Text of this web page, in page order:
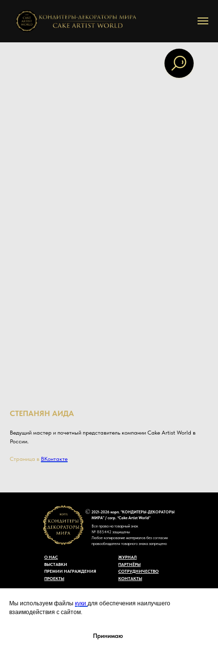
Мы используем файлы куки для обеспечения наилучшего
взаимодействия с сайтом.
Принимаю
СТЕПАНЯН АИДА
Ведущий мастер и почетный представитель компании Cake Artist World в
России.
Страница в ВКонтакте
2021-2026 корп. "КОНДИТЕРЫ-ДЕКОРАТОРЫ
МИРА" / corp. “Cake Artist World”
Все права на товарный знак
№ 885442 защищены
Любое копирование материалов без согласия
правообладателя товарного знака запрещено
cakeartistworld@mail.ru
КОНТАКТЫ
СОТРУДНИЧЕСТВО
ЖУРНАЛ
ПАРТНЁРЫ
ПРЕМИИ НАГРАЖДЕНИЯ
ПРОЕКТЫ
ВЫСТАВКИ
О НАС
Политика конфиденциальности
Согласие на обработку персональных данных